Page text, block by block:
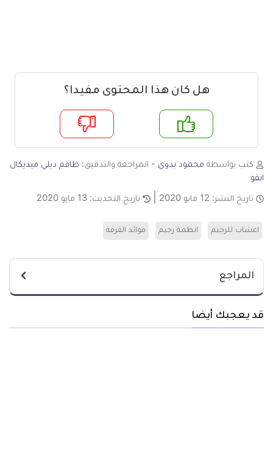
هل كان هذا المحتوى مفيدا؟
لا
كتب بواسطة محمود بدوي - المراجعة والتدقيق: طاقم ديلي ميديكال
انفو
تاريخ النشر: 12 مايو 2020 تاريخ التحديث: 13 مايو 2020
اعشاب للرجيم انظمة رجيم فوائد القرفة
المراجع
قد يعجبك أيضا